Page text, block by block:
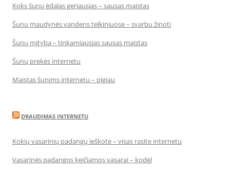
Koks šunų ėdalas geriausias – sausas maistas
Šunų maudynės vandens telkiniuose – svarbu žinoti
Šunų mityba – tinkamiausias sausas maistas
Šunų prekės internetu
Maistas šunims internetu – pigiau
DRAUDIMAS INTERNETU
Kokių vasarinių padangų ieškote – visas rasite internetu
Vasarinės padangos keičiamos vasarai – kodėl